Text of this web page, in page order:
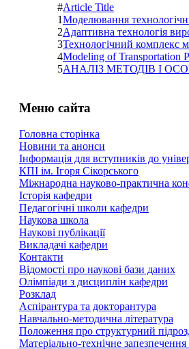
#Article Title
1Моделювання
2Адаптивна технологія
3Технологічний комплекс
4Modeling of Transportation
5АНАЛІЗ МЕТОДІВ І
Меню сайта
Головна сторінка
Новини та анонси
Інформація для вступників до
КПІ ім. Ігоря Сікорського
Міжнародна науково-практична
Історія кафедри
Педагогічні школи кафедри
Наукова школа
Наукові публікації
Викладачі кафедри
Контакти
Відомості про наукові бази даних
Олімпіади з дисциплін кафедри
Розклад
Аспірантура та докторантура
Навчально-методична література
Положення про структурний
Матеріально-технічне